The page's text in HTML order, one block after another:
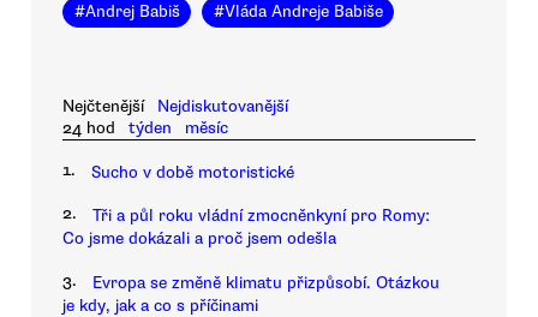
#Andrej Babiš #Vláda Andreje Babiše
Nejčtenější
Nejdiskutovanější
24 hod
týden měsíc
1. Sucho v době motoristické
2.
Tři a půl roku vládní zmocněnkyní pro Romy:
Co jsme dokázali a proč jsem odešla
3.
Evropa se změně klimatu přizpůsobí. Otázkou
je kdy, jak a co s příčinami